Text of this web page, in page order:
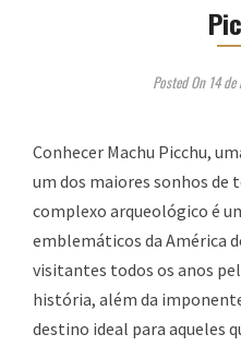
Posted On 14
Conhecer Machu Picchu,
um dos maiores sonhos de
complexo arqueológico é
emblemáticos da América
visitantes todos os anos
história, além da
destino ideal para aqueles